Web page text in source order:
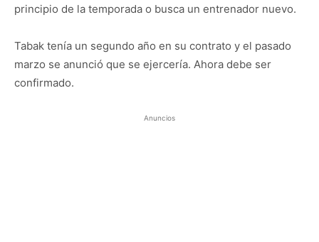
principio de la temporada o busca un entrenador nuevo.
Tabak tenía un segundo año en su contrato y el pasado
marzo se anunció que se ejercería. Ahora debe ser
confirmado.
Anuncios